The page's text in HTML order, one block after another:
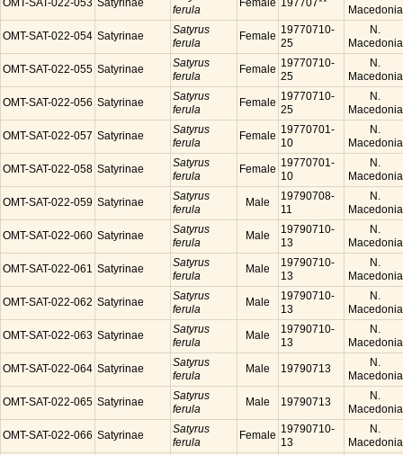
OMT-SAT-022-053 Satyrinae
ferula
Female 197707**
Macedonia
OMT-SAT-022-054 Satyrinae
Satyrus
ferula
Female 19770710-
25
N.
Macedonia
OMT-SAT-022-055 Satyrinae
Satyrus
ferula
Female 19770710-
25
N.
Macedonia
OMT-SAT-022-056 Satyrinae
Satyrus
ferula
Female 19770710-
25
N.
Macedonia
OMT-SAT-022-057 Satyrinae
Satyrus
ferula
Female 19770701-
10
N.
Macedonia
OMT-SAT-022-058 Satyrinae
Satyrus
ferula
Female 19770701-
10
N.
Macedonia
OMT-SAT-022-059 Satyrinae
Satyrus
ferula
Male
19790708-
11
N.
Macedonia
OMT-SAT-022-060 Satyrinae
Satyrus
ferula
Male
19790710-
13
N.
Macedonia
OMT-SAT-022-061 Satyrinae
Satyrus
ferula
Male
19790710-
13
N.
Macedonia
OMT-SAT-022-062 Satyrinae
Satyrus
ferula
Male
19790710-
13
N.
Macedonia
OMT-SAT-022-063 Satyrinae
Satyrus
ferula
Male
19790710-
13
N.
Macedonia
OMT-SAT-022-064 Satyrinae
Satyrus
ferula
Male 19790713
N.
Macedonia
OMT-SAT-022-065 Satyrinae
Satyrus
ferula
Male 19790713
N.
Macedonia
OMT-SAT-022-066 Satyrinae
Satyrus
ferula
Female 19790710-
13
N.
Macedonia